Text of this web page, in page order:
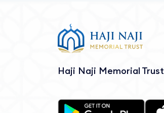
Haji Naji Memorial Trust